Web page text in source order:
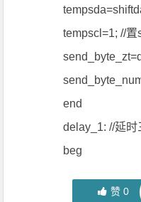
tempscl=1; //置
end
delay_1: //延时
beg
赞 0